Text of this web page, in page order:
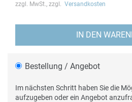
zzgl. MwSt., zzgl. Versandkosten
IN DEN
Bestellung / Angebot
Im nächsten Schritt haben Sie die
aufzugeben oder ein Angebot